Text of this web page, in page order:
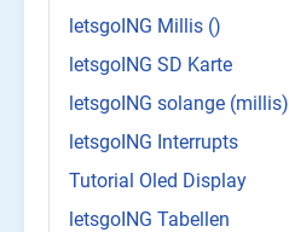
letsgoING Millis ()
letsgoING SD Karte
letsgoING solange (millis)
letsgoING Interrupts
Tutorial Oled Display
letsgoING Tabellen